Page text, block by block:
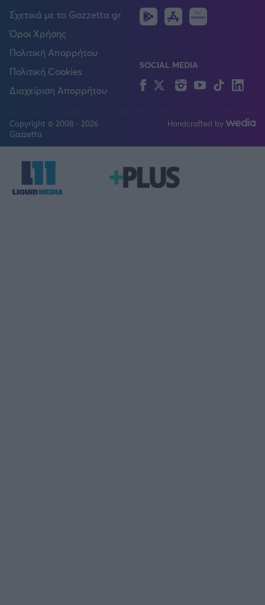
Σχετικά με το Gazzetta.gr
Όροι Χρήσης
Πολιτική Απορρήτου
Πολιτική Cookies
Διαχείριση Απορρήτου
Android
IOS
SOCIAL MEDIA
FacebookTwitterInstagram
YouTubeTikTok
Copyright © 2008 - 2026
Gazzetta
Handcrafted by